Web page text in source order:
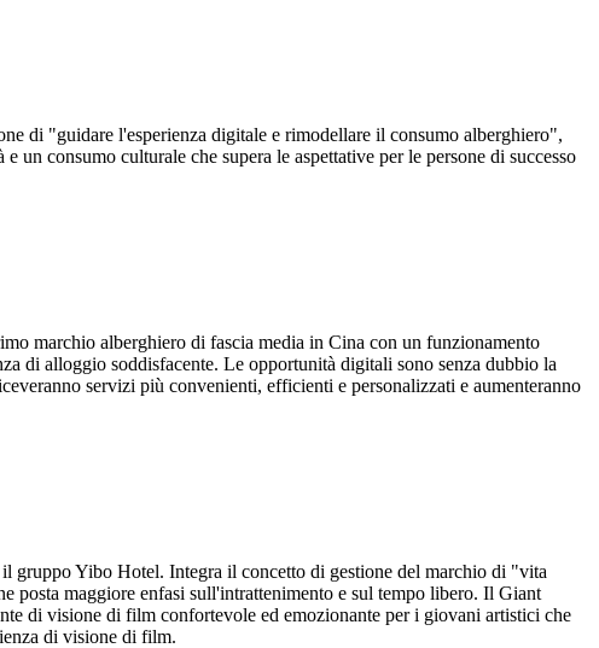
di "guidare l'esperienza digitale e rimodellare il consumo alberghiero",
consumo culturale che supera le aspettative per le persone di successo
marchio alberghiero di fascia media in Cina con un funzionamento
di alloggio soddisfacente. Le opportunità digitali sono senza dubbio la
servizi più convenienti, efficienti e personalizzati e aumenteranno
gruppo Yibo Hotel. Integra il concetto di gestione del marchio di "vita
posta maggiore enfasi sull'intrattenimento e sul tempo libero. Il Giant
di visione di film confortevole ed emozionante per i giovani artistici che
di visione di film.